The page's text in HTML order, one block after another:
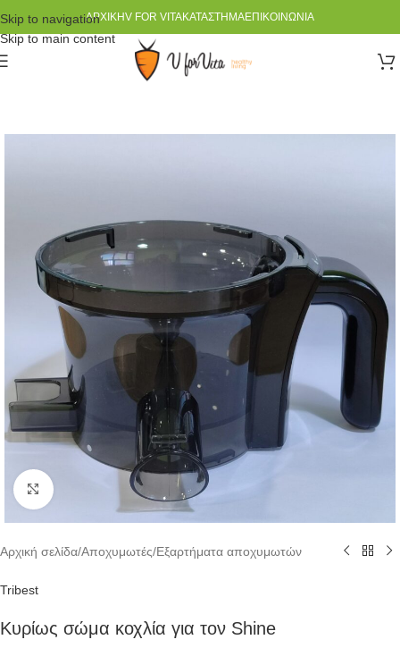
Skip to navigation
Skip to main content
ΑΡΧΙΚΉV FOR VITAΚΑΤΆΣΤΗΜΑΕΠΙΚΟΙΝΩΝΊΑ
Click to enlarge
Αρχική σελίδα/Αποχυμωτές/Εξαρτήματα αποχυμωτών
Tribest
Κυρίως σώμα κοχλία για τον Shine